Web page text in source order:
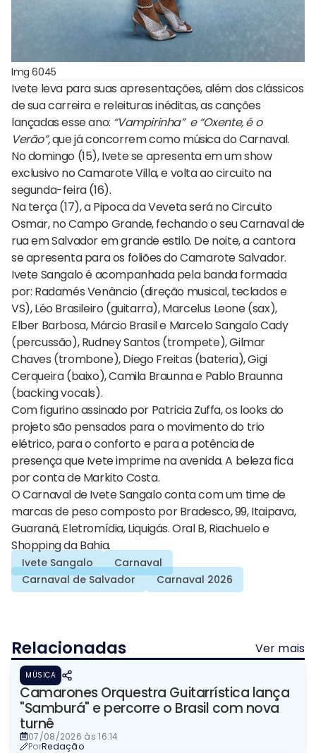
Img 6045
Ivete leva para suas apresentações, além dos clássicos
de sua carreira e releituras inéditas, as canções
lançadas esse ano: “Vampirinha” e “Oxente, é o
Verão”,que já concorrem como música do Carnaval.
No domingo (15), Ivete se apresenta em um show
exclusivo no Camarote Villa, e volta ao circuito na
segunda-feira (16).
Na terça (17), a Pipoca da Veveta será no Circuito
Osmar, no Campo Grande, fechando o seu Carnaval de
rua em Salvador em grande estilo. De noite, a cantora
se apresenta para os foliões do Camarote Salvador.
Ivete Sangalo é acompanhada pela banda formada
por: Radamés Venâncio (direção musical, teclados e
VS), Léo Brasileiro (guitarra), Marcelus Leone (sax),
Elber Barbosa, Márcio Brasil e Marcelo Sangalo Cady
(percussão), Rudney Santos (trompete), Gilmar
Chaves (trombone), Diego Freitas (bateria), Gigi
Cerqueira (baixo), Camila Braunna e Pablo Braunna
(backing vocals).
Com figurino assinado por Patricia Zuffa, os looks do
projeto são pensados para o movimento do trio
elétrico, para o conforto e para a potência de
presença que Ivete imprime na avenida. A beleza fica
por conta de Markito Costa.
O Carnaval de Ivete Sangalo conta com um time de
marcas de peso composto por Bradesco, 99, Itaipava,
Guaraná, Eletromídia, Liquigás. Oral B, Riachuelo e
Shopping da Bahia.
Ivete Sangalo
Carnaval
Carnaval de Salvador
Carnaval 2026
Relacionadas Ver mais
MÚSICA
Camarones Orquestra Guitarrística lança
"Samburá" e percorre o Brasil com nova
turnê
07/08/2026 às 16:14
PorRedação